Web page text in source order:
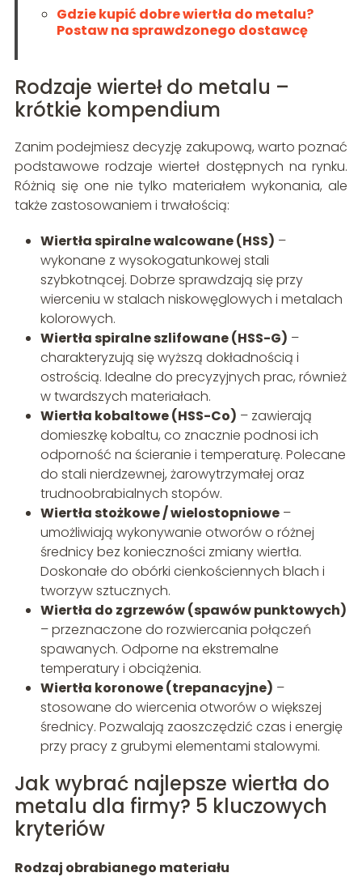
Gdzie kupić dobre wiertła do metalu?
Postaw na sprawdzonego dostawcę
Rodzaje wierteł do metalu –
krótkie kompendium
Zanim podejmiesz decyzję zakupową, warto poznać
podstawowe rodzaje wierteł dostępnych na rynku.
Różnią się one nie tylko materiałem wykonania, ale
także zastosowaniem i trwałością:
Wiertła spiralne walcowane (HSS) –
wykonane z wysokogatunkowej stali
szybkotnącej. Dobrze sprawdzają się przy
wierceniu w stalach niskowęglowych i metalach
kolorowych.
Wiertła spiralne szlifowane (HSS-G) –
charakteryzują się wyższą dokładnością i
ostrością. Idealne do precyzyjnych prac, również
w twardszych materiałach.
Wiertła kobaltowe (HSS-Co) – zawierają
domieszkę kobaltu, co znacznie podnosi ich
odporność na ścieranie i temperaturę. Polecane
do stali nierdzewnej, żarowytrzymałej oraz
trudnoobrabialnych stopów.
Wiertła stożkowe / wielostopniowe–
umożliwiają wykonywanie otworów o różnej
średnicy bez konieczności zmiany wiertła.
Doskonałe do obórki cienkościennych blach i
tworzyw sztucznych.
Wiertła do zgrzewów (spawów punktowych)
– przeznaczone do rozwiercania połączeń
spawanych. Odporne na ekstremalne
temperatury i obciążenia.
Wiertła koronowe (trepanacyjne) –
stosowane do wiercenia otworów o większej
średnicy. Pozwalają zaoszczędzić czas i energię
przy pracy z grubymi elementami stalowymi.
Jak wybrać najlepsze wiertła do
metalu dla firmy? 5 kluczowych
kryteriów
Rodzaj obrabianego materiału